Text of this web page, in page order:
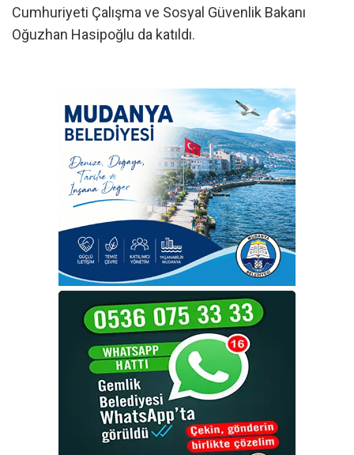
Cumhuriyeti Çalışma ve Sosyal Güvenlik Bakanı
Oğuzhan Hasipoğlu da katıldı.